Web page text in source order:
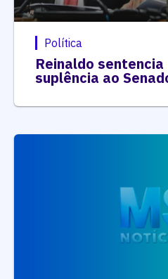
Política
Reinaldo sentencia
suplência ao